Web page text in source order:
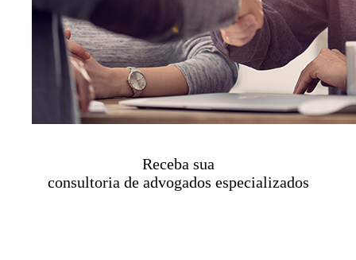
Receba sua
consultoria de advogados especializados